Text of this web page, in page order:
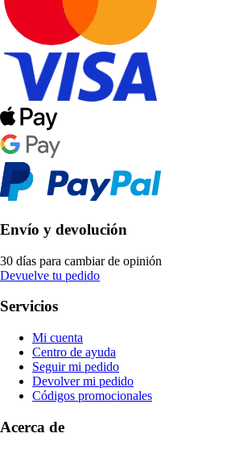
Envío y devolución
30 días para cambiar de opinión
Devuelve tu pedido
Servicios
Mi cuenta
Centro de ayuda
Seguir mi pedido
Devolver mi pedido
Códigos promocionales
Acerca de